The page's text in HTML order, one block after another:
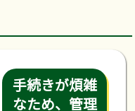
手続きが煩雑
なため、管理